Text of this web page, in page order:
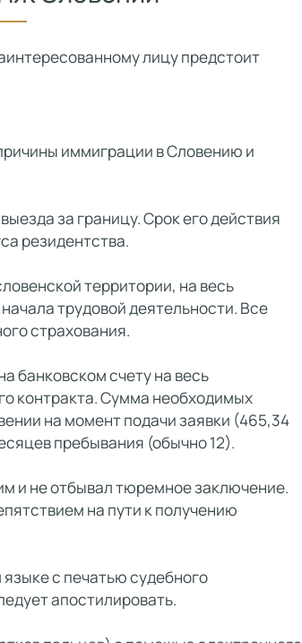
лицу предстоит
иммиграции в Словению и
за границу. Срок его действия
резидентства.
территории, на весь
трудовой деятельности. Все
страхования.
банковском счету на весь
контракта. Сумма необходимых
на момент подачи заявки (465,34
пребывания (обычно 12).
и не отбывал тюремное заключение.
на пути к получению
с печатью судебного
апостилировать.